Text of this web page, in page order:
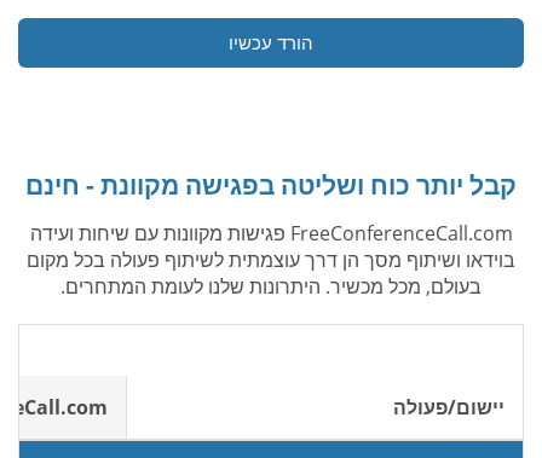
הורד עכשיו
קבל יותר כוח ושליטה בפגישה מקוונת - חינם
FreeConferenceCall.com פגישות מקוונות עם שיחות ועידה
בוידאו ושיתוף מסך הן דרך עוצמתית לשיתוף פעולה בכל מקום
בעולם, מכל מכשיר. היתרונות שלנו לעומת המתחרים.
יישום/פעולה